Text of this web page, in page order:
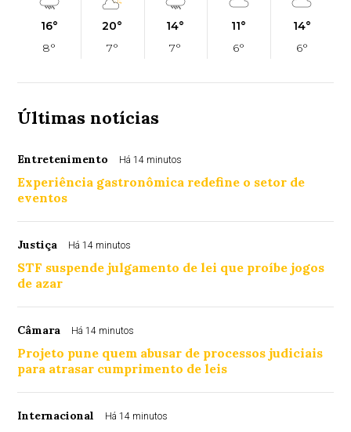
16°
8°
20°
7°
14°
7°
11°
6°
14°
6°
Últimas notícias
Entretenimento Há 14 minutos
Experiência gastronômica redefine o setor de
eventos
Justiça Há 14 minutos
STF suspende julgamento de lei que proíbe jogos
de azar
Câmara Há 14 minutos
Projeto pune quem abusar de processos judiciais
para atrasar cumprimento de leis
Internacional Há 14 minutos